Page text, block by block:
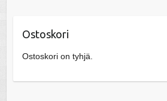
Ostoskori
Ostoskori on tyhjä.